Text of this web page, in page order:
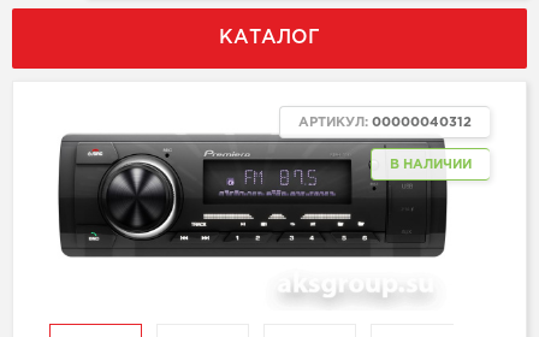
КАТАЛОГ
В НАЛИЧИИ
АРТИКУЛ: 00000040312